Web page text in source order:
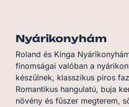
Nyárikonyhám
Roland és Kinga
finomságai valóban a
készülnek, klasszikus piros
Romantikus hangulatú, buja
növény és fűszer megterem,